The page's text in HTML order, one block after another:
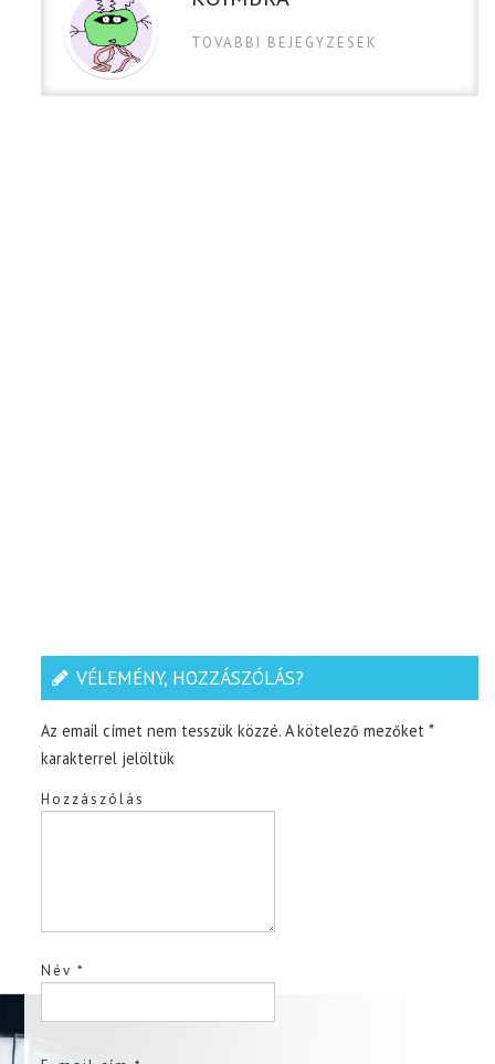
TOVABBI BEJEGYZESEK
VÉLEMÉNY, HOZZÁSZÓLÁS?
Az email címet nem tesszük közzé. A kötelező mezőket*
karakterrel jelöltük
Hozzászólás
Név*